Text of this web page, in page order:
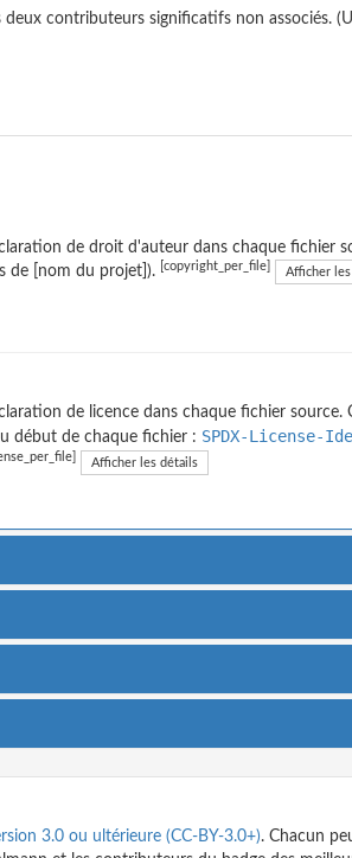
contributeurs significatifs non associés.
de droit d'auteur dans chaque fichier
de [nom du projet]).
[copyright_per_file] Afficher
de licence dans chaque fichier source.
début de chaque fichier : SPDX-
Afficher les détails
3.0 ou ultérieure (CC-BY-3.0+). Chacun